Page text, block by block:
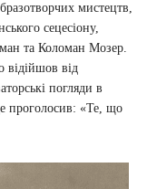
мистецтв,
сецесіону,
та Коломан Мозер.
відійшов від
погляди в
проголосив: «Те, що